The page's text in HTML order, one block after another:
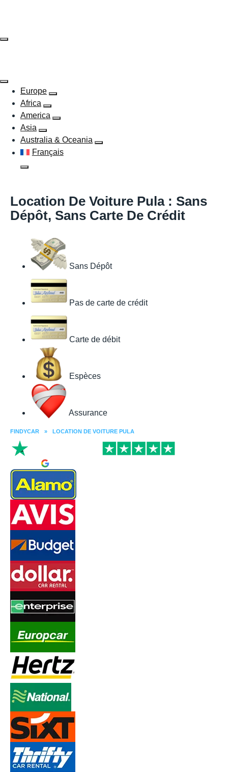
Europe
Africa
America
Asia
Australia & Oceania
Français
Location De Voiture Pula : Sans
Dépôt, Sans Carte De Crédit
Sans Dépôt
Pas de carte de crédit
Carte de débit
Espèces
Assurance
FINDYCAR » LOCATION DE VOITURE PULA